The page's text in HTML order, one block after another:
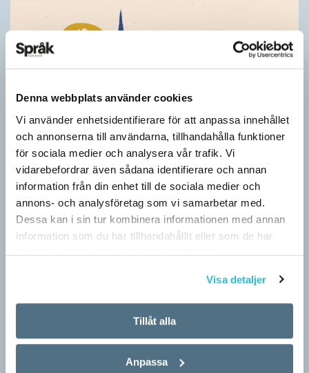
Denna webbplats använder cookies
Vi använder enhetsidentifierare för att anpassa innehållet
och annonserna till användarna, tillhandahålla funktioner
för sociala medier och analysera vår trafik. Vi
vidarebefordrar även sådana identifierare och annan
information från din enhet till de sociala medier och
annons- och analysföretag som vi samarbetar med.
Dessa kan i sin tur kombinera informationen med annan
information som du har tillhandahållit eller som de har
samlat in när du har använt deras tjänster.
Visa detaljer
Tillåt alla
Anpassa
Pressmeddelande: Hjovisst älskar vi
ordvitsar!